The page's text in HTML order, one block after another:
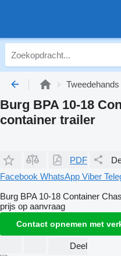
Burg BPA 10-18
container trailer
PDF
Facebook WhatsApp Viber
Burg BPA 10-18 Container
prijs op aanvraag
Contact opnemen met
Deel